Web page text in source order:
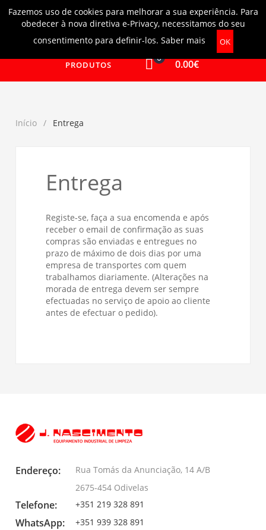
Fazemos uso de cookies para melhorar a sua experiência. Para
obedecer à nova diretiva e-Privacy, necessitamos do seu
consentimento para definir-los. Saber mais OK
Login| Ajuda
PRODUTOS
0
0.00€
Início Entrega
Entrega
Registe-se, faça a sua encomenda e após
receber o email de confirmação as suas
compras são enviadas e entregues no
prazo de máximo de dois dias por uma
empresa de transportes com quem
trabalhamos diariamente. (Alterações na
morada de entrega devem ser sempre
efectuadas no serviço de apoio ao cliente
antes de efectuar o pedido).
Endereço:
Rua Tomás da Anunciação, 14 A/B
2675-454 Odivelas
Telefone: +351 219 328 891
WhatsApp: +351 939 328 891